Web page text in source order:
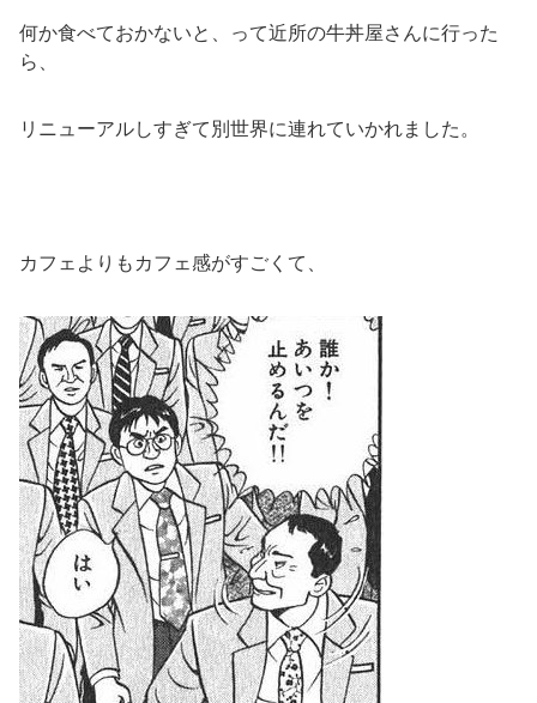
何か食べておかないと、って近所の牛丼屋さんに行った
ら、
リニューアルしすぎて別世界に連れていかれました。
カフェよりもカフェ感がすごくて、